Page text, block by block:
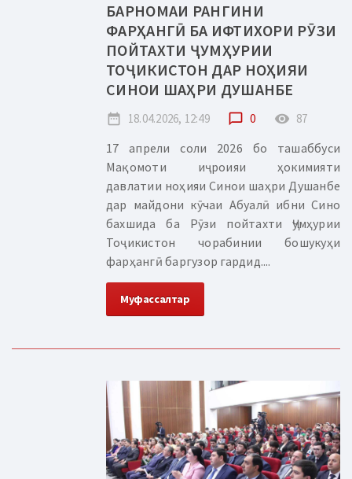
БАРНОМАИ РАНГИНИ
ФАРҲАНГӢ БА ИФТИХОРИ РӮЗИ
ПОЙТАХТИ ҶУМҲУРИИ
ТОҶИКИСТОН ДАР НОҲИЯИ
СИНОИ ШАҲРИ ДУШАНБЕ
date_range 18.04.2026, 12:49 chat_bubble_outline 0 remove_red_eye 87
17 апрели соли 2026 бо ташаббуси
Мақомоти иҷроияи ҳокимияти
давлатии ноҳияи Синои шаҳри Душанбе
дар майдони кӯчаи Абуалӣ ибни Сино
бахшида ба Рӯзи пойтахти Ҷумҳурии
Тоҷикистон чорабинии бошукуҳи
фарҳангӣ баргузор гардид....
Муфассалтар